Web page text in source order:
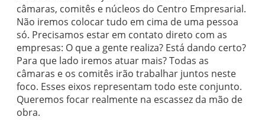
câmaras, comitês e núcleos do Centro Empresarial.
Não iremos colocar tudo em cima de uma pessoa
só. Precisamos estar em contato direto com as
empresas: O que a gente realiza? Está dando certo?
Para que lado iremos atuar mais? Todas as
câmaras e os comitês irão trabalhar juntos neste
foco. Esses eixos representam todo este conjunto.
Queremos focar realmente na escassez da mão de
obra.